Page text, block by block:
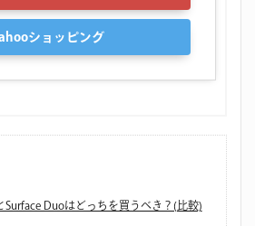
ショッピング
Surface Duoはどっちを買うべき？(比較)